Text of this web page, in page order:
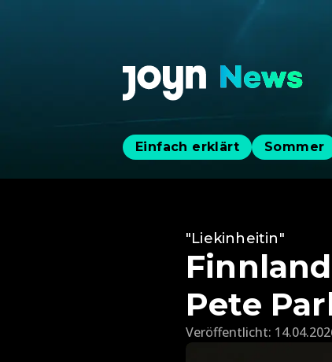
Einfach erklärt Sommer
"Liekinheitin"
Pete
Veröffentlicht: